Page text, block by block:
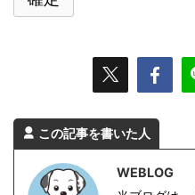
この記事を書いた人
WEBLOG